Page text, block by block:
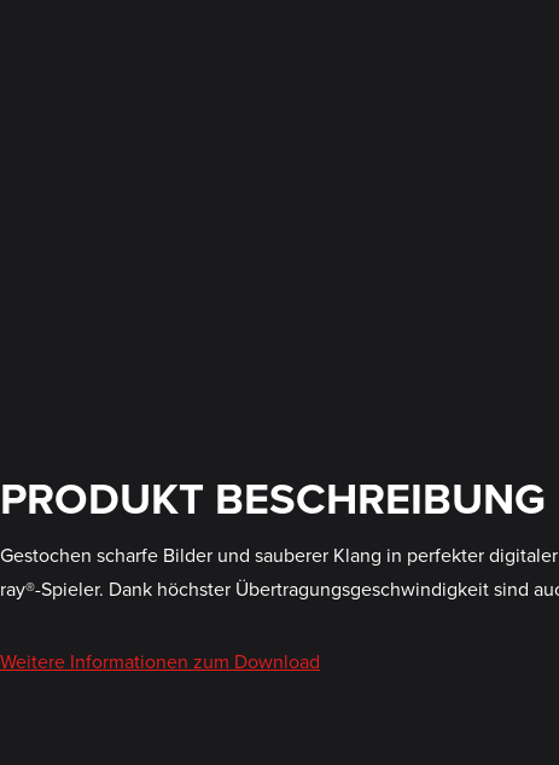
PRODUKT BESCHREIBUNG
Gestochen scharfe Bilder und sauberer Klang in perfekter
ray®-Spieler. Dank höchster Übertragungsgeschwindigkeit sind
Weitere Informationen zum Download